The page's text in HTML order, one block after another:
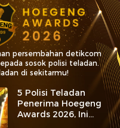
persembahan detikcom
sosok polisi teladan.
di sekitarmu!
5 Polisi Teladan
Penerima Hoegeng
Awards 2026, Ini
Kategori dan Kiprahnya